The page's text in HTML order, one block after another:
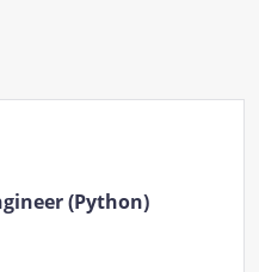
(Python)